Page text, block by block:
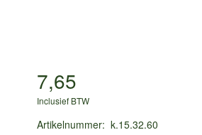
7,65
Inclusief BTW
Artikelnummer: k.15.32.60